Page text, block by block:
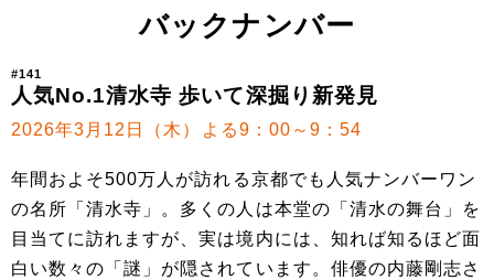
バックナンバー
#141
人気No.1清水寺 歩いて深掘り新発見
2026年3月12日（木）よる9：00～9：54
年間およそ500万人が訪れる京都でも人気ナンバーワン
の名所「清水寺」。多くの人は本堂の「清水の舞台」を
目当てに訪れますが、実は境内には、知れば知るほど面
白い数々の「謎」が隠されています。俳優の内藤剛志さ